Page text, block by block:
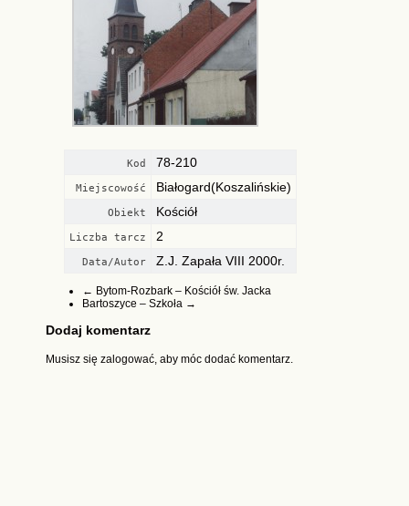
Kod 78-210
Miejscowość Białogard(Koszalińskie)
Obiekt Kościół
Liczba tarcz 2
Data/Autor Z.J. Zapała VIII 2000r.
← Bytom-Rozbark – Kościół św. Jacka
Bartoszyce – Szkoła →
Dodaj komentarz
Musisz się zalogować, aby móc dodać komentarz.